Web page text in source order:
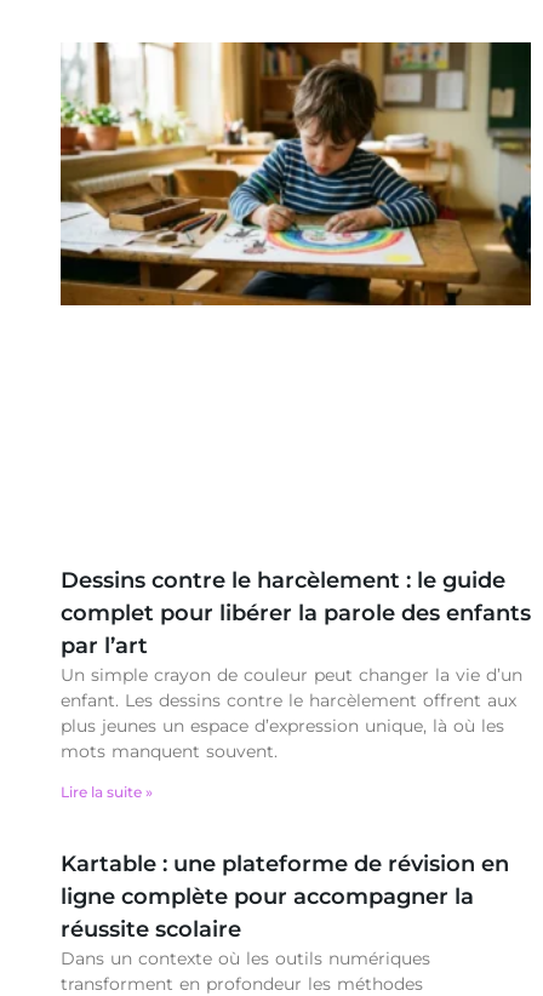
Dessins contre le harcèlement : le guide
complet pour libérer la parole des enfants
par l’art
Un simple crayon de couleur peut changer la vie d’un
enfant. Les dessins contre le harcèlement offrent aux
plus jeunes un espace d’expression unique, là où les
mots manquent souvent.
Lire la suite »
Kartable : une plateforme de révision en
ligne complète pour accompagner la
réussite scolaire
Dans un contexte où les outils numériques
transforment en profondeur les méthodes